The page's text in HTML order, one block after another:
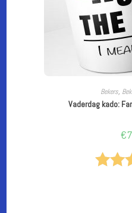
LEES
Bekers,
Vaderdag kado:
€